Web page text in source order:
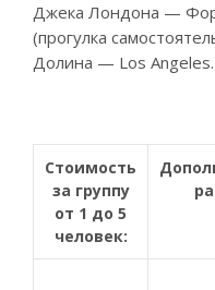
Джека Лондона —
(прогулка
Долина — Los Angeles.
Стоимость
за группу
от 1 до 5
человек: